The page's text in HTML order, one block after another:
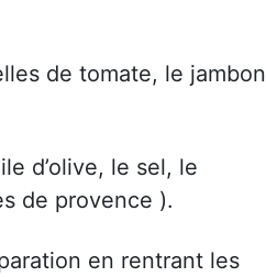
de tomate, le jambon
d’olive, le sel, le
de provence ).
en rentrant les